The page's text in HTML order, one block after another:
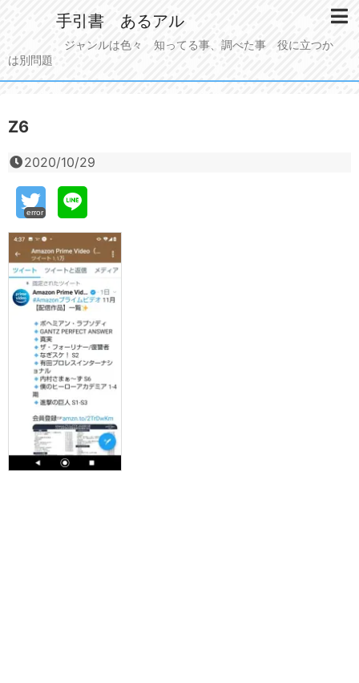
手引書 あるアル
ジャンルは色々 知ってる事、調べた事 役に立つか
は別問題
Z6
2020/10/29
error